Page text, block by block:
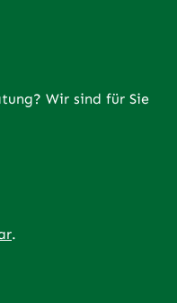
Wir sind für Sie
.